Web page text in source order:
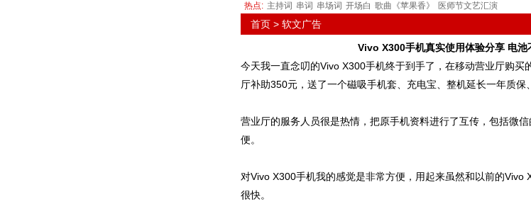
热点: 主持词 串词 串场词 开场白 歌曲《苹果香》 医师节文艺汇演
首页> 软文广告
Vivo X300手机真实使用体验分享 电池
今天我一直念叨的Vivo X300手机终于到手了，在移动营业厅购买
厅补助350元，送了一个磁吸手机套、充电宝、整机延长一年质保
营业厅的服务人员很是热情，把原手机资料进行了互传，包括微
便。
对Vivo X300手机我的感觉是非常方便，用起来虽然和以前的Vivo
很快。